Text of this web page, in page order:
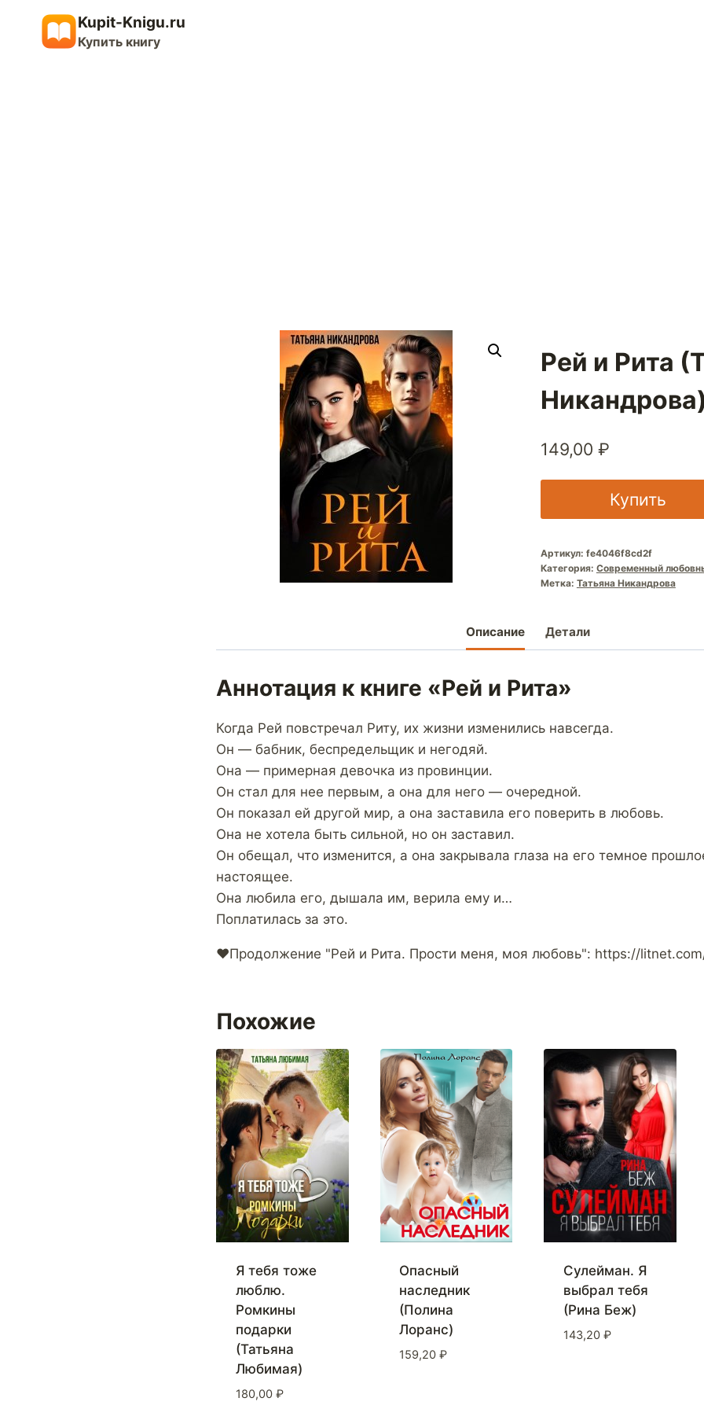
содержимому
Kupit-Knigu.ru
Купить книгу
Рей и Рита
Никандрова)
149,00 ₽
Купить
Артикул: fe4046f8cd2f
Категория: Современный
Метка: Татьяна Никандрова
Описание Детали
Аннотация к книге «Рей и Рита»
Когда Рей повстречал Риту, их жизни изменились навсегда.
Он — бабник, беспредельщик и негодяй.
Она — примерная девочка из провинции.
Он стал для нее первым, а она для него — очередной.
Он показал ей другой мир, а она заставила его поверить в любовь.
Она не хотела быть сильной, но он заставил.
Он обещал, что изменится, а она закрывала глаза на его темное
настоящее.
Она любила его, дышала им, верила ему и…
Поплатилась за это.
‍❤️‍Продолжение "Рей и Рита. Прости меня, моя любовь": https://
Похожие
Я тебя тоже
люблю.
Ромкины
подарки
(Татьяна
Любимая)
180,00 ₽
Опасный
наследник
(Полина
Лоранс)
159,20 ₽
Сулейман. Я
выбрал тебя
(Рина Беж)
143,20 ₽